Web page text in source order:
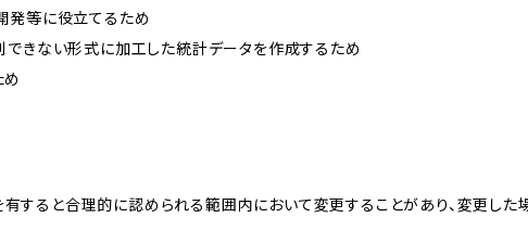
発等に役立てるため
できない形式に加工した統計データを作成するため
め
有すると合理的に認められる範囲内において変更することがあり、変更し